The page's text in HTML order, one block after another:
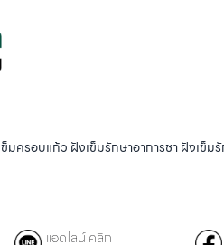
ครอบแก้ว ฝังเข็มรักษาอาการชา ฝังเข็ม
แอดไลน์ คลิก